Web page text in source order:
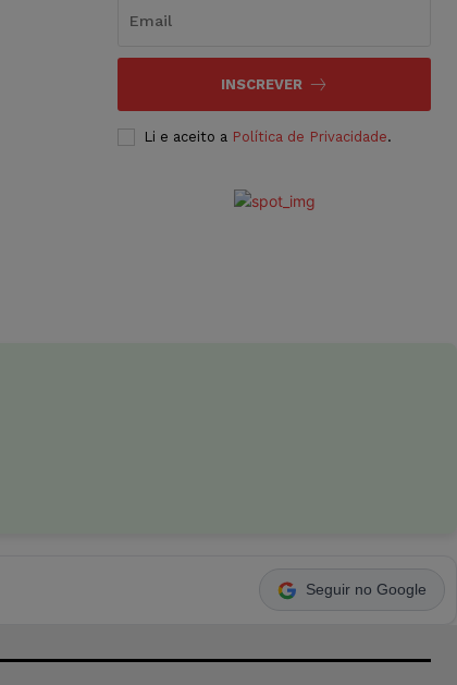
INSCREVER
Li e aceito a Política de Privacidade.
Seguir no Google